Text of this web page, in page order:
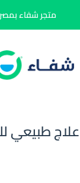
إلى
متجر شفاء بمصر
علاج طبيعي